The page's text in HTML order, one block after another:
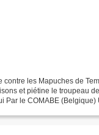
contre les Mapuches de
et piétine le troupeau
Par le COMABE (Belgique)